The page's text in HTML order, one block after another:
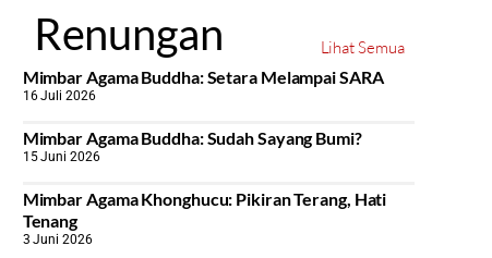
Renungan
Lihat Semua
Mimbar Agama Buddha: Setara Melampai SARA
16 Juli 2026
Mimbar Agama Buddha: Sudah Sayang Bumi?
15 Juni 2026
Mimbar Agama Khonghucu: Pikiran Terang, Hati
Tenang
3 Juni 2026